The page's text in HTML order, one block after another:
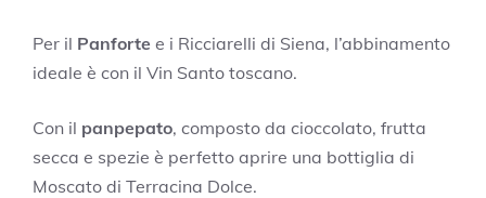
Per il Panforte e i Ricciarelli di Siena, l’abbinamento
ideale è con il Vin Santo toscano.
Con il panpepato, composto da cioccolato, frutta
secca e spezie è perfetto aprire una bottiglia di
Moscato di Terracina Dolce.